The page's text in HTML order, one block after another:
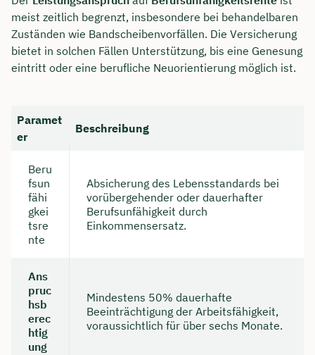
meist zeitlich begrenzt, insbesondere bei behandelbaren
Zuständen wie Bandscheibenvorfällen. Die Versicherung
bietet in solchen Fällen Unterstützung, bis eine Genesung
eintritt oder eine berufliche Neuorientierung möglich ist.
Paramet
er
Beschreibung
Beru
fsun
fähi
gkei
tsre
nte
Absicherung des Lebensstandards bei
vorübergehender oder dauerhafter
Berufsunfähigkeit durch
Einkommensersatz.
Ans
pruc
hsb
erec
htig
ung
Mindestens 50% dauerhafte
Beeinträchtigung der Arbeitsfähigkeit,
voraussichtlich für über sechs Monate.